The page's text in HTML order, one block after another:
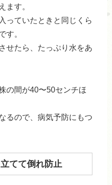
ます。
っていたときと同じくら
す。
せたら、たっぷり水をあ
の間が40〜50センチほ
るので、病気予防にもつ
てて倒れ防止